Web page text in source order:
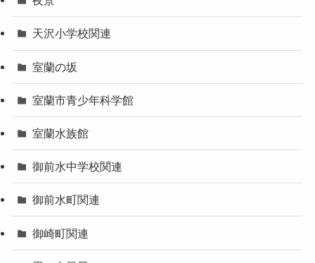
夜景
天沢小学校関連
室蘭の坂
室蘭市青少年科学館
室蘭水族館
御前水中学校関連
御前水町関連